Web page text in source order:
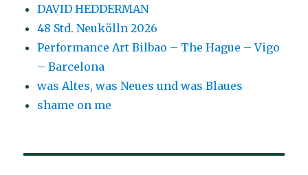
DAVID HEDDERMAN
48 Std. Neukölln 2026
Performance Art Bilbao – The Hague – Vigo
– Barcelona
was Altes, was Neues und was Blaues
shame on me